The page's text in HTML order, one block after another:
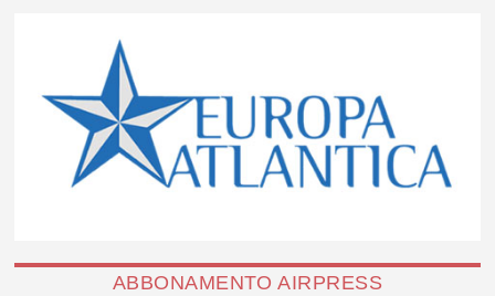
ABBONAMENTO AIRPRESS